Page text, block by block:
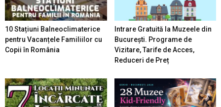
10 Stațiuni Balneoclimaterice
pentru Vacanțele Familiilor cu
Copii în România
Intrare Gratuită la Muzeele din
București. Programe de
Vizitare, Tarife de Acces,
Reduceri de Preț